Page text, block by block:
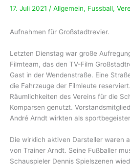
17. Juli 2021 / Allgemein, Fussball,
Aufnahmen für Großstadtrevier.
Letzten Dienstag war große
Filmteam, das den TV-Film
Gast in der Wendenstraße. Eine
die Fahrzeuge der Filmleute
Räumlichkeiten des Vereins für die
Komparsen genutzt.
André Arndt wirkten als
Die wirklich aktiven Darsteller waren
von Trainer Arndt. Seine Fußballer
Schauspieler Dennis Spielszenen